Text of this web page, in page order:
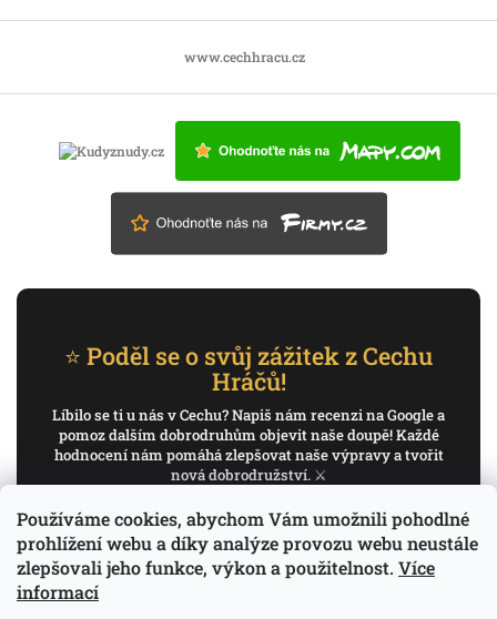
Používáme cookies, abychom Vám umožnili pohodlné
prohlížení webu a díky analýze provozu webu neustále
zlepšovali jeho funkce, výkon a použitelnost. Více
informací
www.cechhracu.cz
⭐ Poděl se o svůj zážitek z Cechu
Hráčů!
Líbilo se ti u nás v Cechu? Napiš nám recenzi na Google a
pomoz dalším dobrodruhům objevit naše doupě! Každé
hodnocení nám pomáhá zlepšovat naše výpravy a tvořit
nová dobrodružství. ⚔️
✍️ Napiš recenzi na Google
Děkujeme, že pomáháš psát příběh Cechu Hráčů.